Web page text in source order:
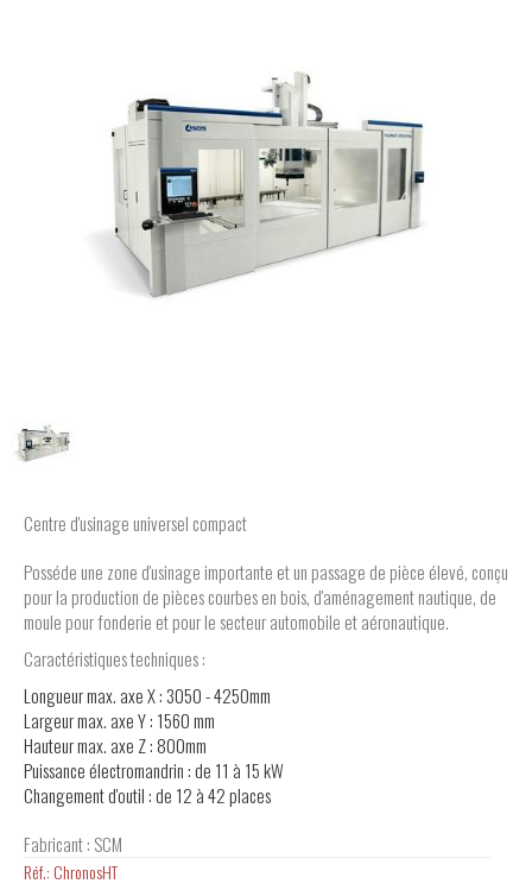
Centre d'usinage universel compact
Posséde une zone d'usinage importante et un passage de pièce élevé, conçu
pour la production de pièces courbes en bois, d'aménagement nautique, de
moule pour fonderie et pour le secteur automobile et aéronautique.
Caractéristiques techniques :
Longueur max. axe X : 3050 - 4250mm
Largeur max. axe Y : 1560 mm
Hauteur max. axe Z : 800mm
Puissance électromandrin : de 11 à 15 kW
Changement d'outil : de 12 à 42 places
Fabricant : SCM
Réf.: ChronosHT